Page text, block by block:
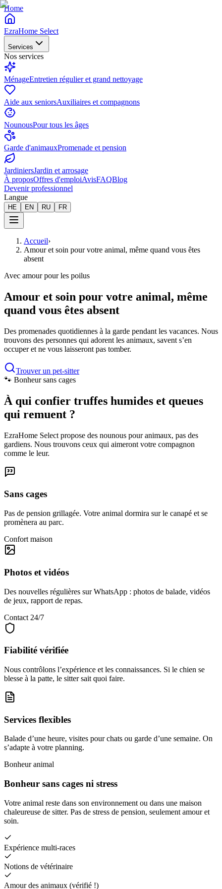
Home
EzraHome Select
Services
Nos services
MénageEntretien régulier et grand nettoyage
Aide aux seniorsAuxiliaires et compagnons
NounousPour tous les âges
Garde d'animauxPromenade et pension
JardiniersJardin et arrosage
À proposOffres d'emploiAvisFAQBlog
Devenir professionnel
Langue
HE EN RU FR
Accueil›
Amour et soin pour votre animal, même quand vous êtes
absent
Avec amour pour les poilus
Amour et soin pour votre animal, même
quand vous êtes absent
Des promenades quotidiennes à la garde pendant les vacances. Nous
trouvons des personnes qui adorent les animaux, savent s’en
occuper et ne vous laisseront pas tomber.
Trouver un pet-sitter
🐾 Bonheur sans cages
À qui confier truffes humides et queues
qui remuent ?
EzraHome Select propose des nounous pour animaux, pas des
gardiens. Nous trouvons ceux qui aimeront votre compagnon
comme le leur.
Sans cages
Pas de pension grillagée. Votre animal dormira sur le canapé et se
promènera au parc.
Confort maison
Photos et vidéos
Des nouvelles régulières sur WhatsApp : photos de balade, vidéos
de jeux, rapport de repas.
Contact 24/7
Fiabilité vérifiée
Nous contrôlons l’expérience et les connaissances. Si le chien se
blesse à la patte, le sitter sait quoi faire.
Services flexibles
Balade d’une heure, visites pour chats ou garde d’une semaine. On
s’adapte à votre planning.
Bonheur animal
Bonheur sans cages ni stress
Votre animal reste dans son environnement ou dans une maison
chaleureuse de sitter. Pas de stress de pension, seulement amour et
soin.
Expérience multi-races
Notions de vétérinaire
Amour des animaux (vérifié !)